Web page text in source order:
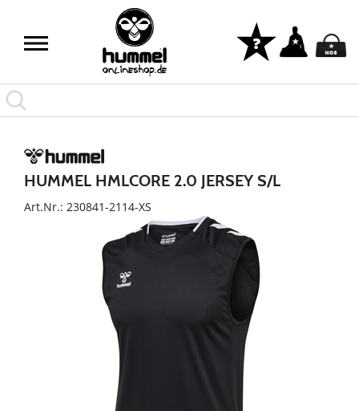
HUMMEL HMLCORE 2.0 JERSEY S/L
Art.Nr.: 230841-2114-XS